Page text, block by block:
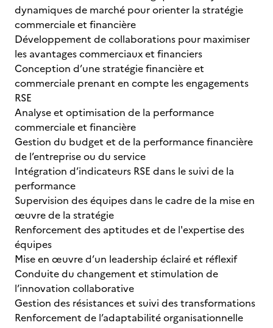
dynamiques de marché pour orienter la stratégie
commerciale et financière
Développement de collaborations pour maximiser
les avantages commerciaux et financiers
Conception d’une stratégie financière et
commerciale prenant en compte les engagements
RSE
Analyse et optimisation de la performance
commerciale et financière
Gestion du budget et de la performance financière
de l’entreprise ou du service
Intégration d’indicateurs RSE dans le suivi de la
performance
Supervision des équipes dans le cadre de la mise en
œuvre de la stratégie
Renforcement des aptitudes et de l'expertise des
équipes
Mise en œuvre d’un leadership éclairé et réflexif
Conduite du changement et stimulation de
l’innovation collaborative
Gestion des résistances et suivi des transformations
Renforcement de l’adaptabilité organisationnelle